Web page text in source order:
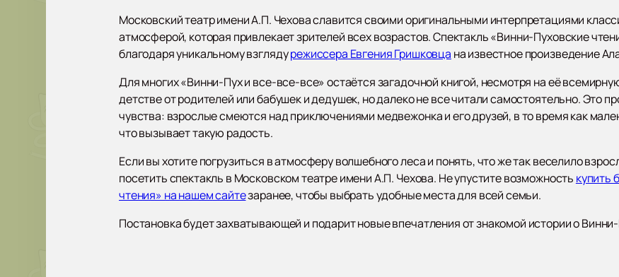
Московский театр имени А.П. Чехова славится своими оригинальными интерпретациями
атмосферой, которая привлекает зрителей всех возрастов. Спектакль «Винни-Пуховские
благодаря уникальному взглядурежиссера Евгения Гришковца на известное произведение
Для многих «Винни-Пух и все-все-все» остаётся загадочной книгой, несмотря на её
детстве от родителей или бабушек и дедушек, но далеко не все читали самостоятельно. Это
чувства: взрослые смеются над приключениями медвежонка и его друзей, в то время как
что вызывает такую радость.
Если вы хотите погрузиться в атмосферу волшебного леса и понять, что же так веселило
посетить спектакль в Московском театре имени А.П. Чехова. Не упустите возможность купить
чтения» на нашем сайтезаранее, чтобы выбрать удобные места для всей семьи.
Постановка будет захватывающей и подарит новые впечатления от знакомой истории о Винни-